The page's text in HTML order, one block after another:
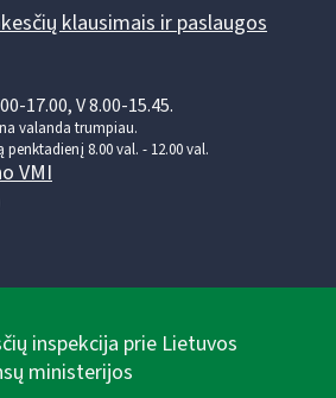
klausimais ir paslaugos
17.00, V 8.00-15.45.
valanda trumpiau.
8.00 val. - 12.00 val.
VMI
inspekcija prie Lietuvos
ministerijos